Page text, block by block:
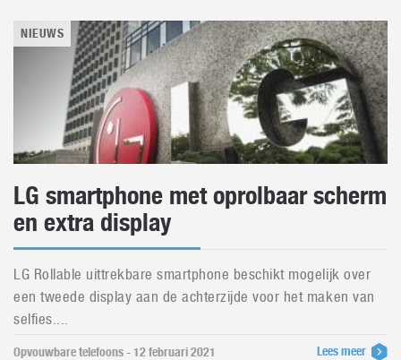
NIEUWS
LG smartphone met oprolbaar scherm
en extra display
LG Rollable uittrekbare smartphone beschikt mogelijk over
een tweede display aan de achterzijde voor het maken van
selfies....
Opvouwbare telefoons - 12 februari 2021 Lees meer